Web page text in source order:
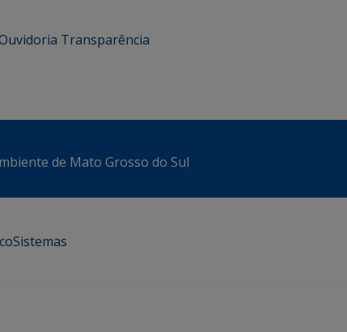
Transparência
de Mato Grosso do Sul
Sistemas